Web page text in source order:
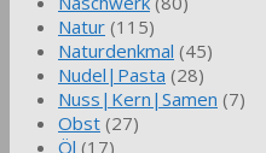
Natur (115)
Naturdenkmal (45)
Nudel|Pasta (28)
Nuss|Kern|Samen (7)
Obst (27)
Öl (17)